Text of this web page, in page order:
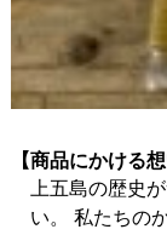
【商品にかける想
上五島の歴史
い。 私たちの